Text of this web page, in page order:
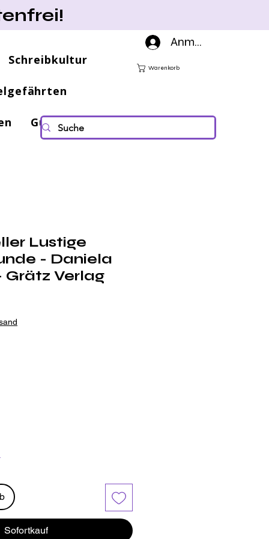
Schreibkultur
Gutscheine
Anmelden
Warenkorb
Lustige
- Daniela
Grätz Verlag
Sofortkauf